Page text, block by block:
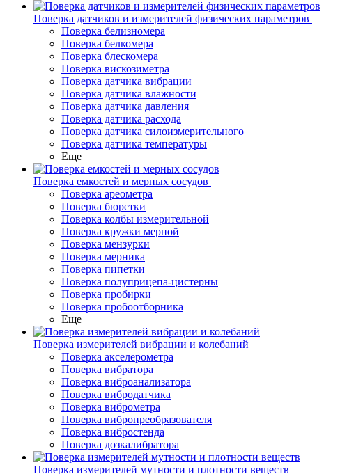
Поверка датчиков и измерителей физических параметров
Поверка белизномера
Поверка белкомера
Поверка блескомера
Поверка вискозиметра
Поверка датчика вибрации
Поверка датчика влажности
Поверка датчика давления
Поверка датчика расхода
Поверка датчика силоизмерительного
Поверка датчика температуры
Еще
Поверка емкостей и мерных сосудов
Поверка ареометра
Поверка бюретки
Поверка колбы измерительной
Поверка кружки мерной
Поверка мензурки
Поверка мерника
Поверка пипетки
Поверка полуприцепа-цистерны
Поверка пробирки
Поверка пробоотборника
Еще
Поверка измерителей вибрации и колебаний
Поверка акселерометра
Поверка вибратора
Поверка виброанализатора
Поверка вибродатчика
Поверка виброметра
Поверка вибропреобразователя
Поверка вибростенда
Поверка дозкалибратора
Поверка измерителей мутности и плотности веществ